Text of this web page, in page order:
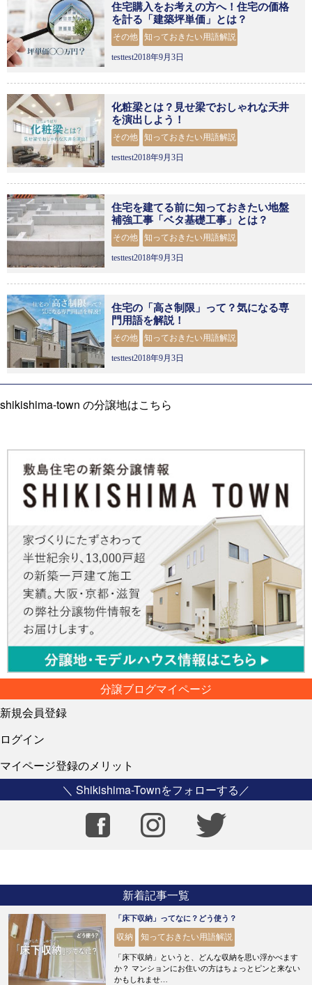
住宅購入をお考えの方へ！住宅の価格
を計る「建築坪単価」とは？
その他 知っておきたい用語解説
testtest2018年9月3日
化粧梁とは？見せ梁でおしゃれな天井
を演出しよう！
その他 知っておきたい用語解説
testtest2018年9月3日
住宅を建てる前に知っておきたい地盤
補強工事「ベタ基礎工事」とは？
その他 知っておきたい用語解説
testtest2018年9月3日
住宅の「高さ制限」って？気になる専
門用語を解説！
その他 知っておきたい用語解説
testtest2018年9月3日
shikishima-town の分譲地はこちら
分譲ブログマイページ
新規会員登録
ログイン
マイページ登録のメリット
＼ Shikishima-Townをフォローする／
新着記事一覧
「床下収納」ってなに？どう使う？
収納 知っておきたい用語解説
「床下収納」というと、どんな収納を思い浮かべます
か？ マンションにお住いの方はちょっとピンと来ない
かもしれませ…